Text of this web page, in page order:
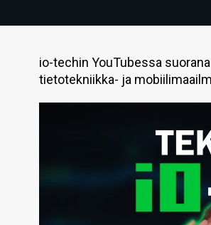
io-techin YouTubessa
tietotekniikka- ja